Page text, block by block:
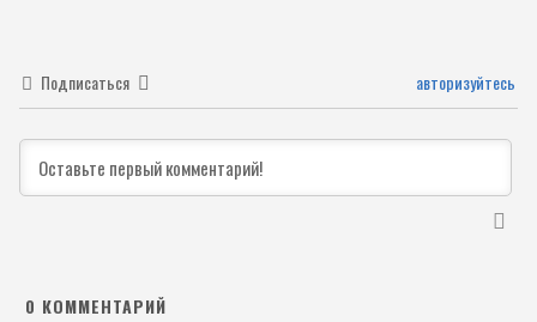
Подписаться авторизуйтесь
0 КОММЕНТАРИЙ